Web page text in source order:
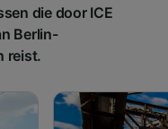
die door ICE
Berlin-
reist.